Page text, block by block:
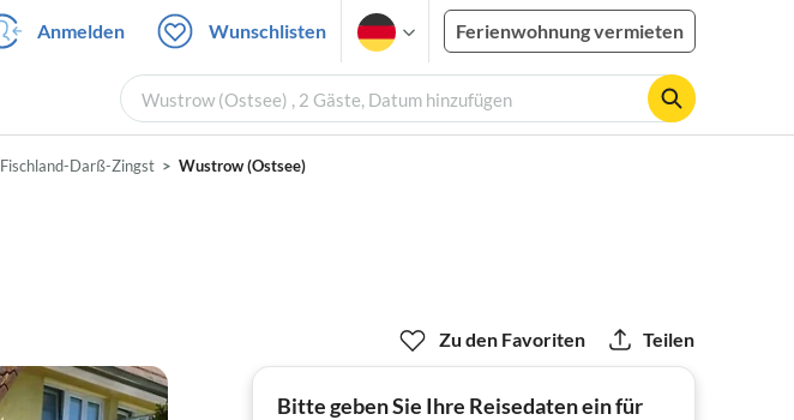
Anmelden Wunschlisten Ferienwohnung vermieten
Wustrow (Ostsee) , 2 Gäste, Datum hinzufügen
Fischland-Darß-Zingst Wustrow (Ostsee)
Zu den Favoriten Teilen
Bitte geben Sie Ihre Reisedaten ein für